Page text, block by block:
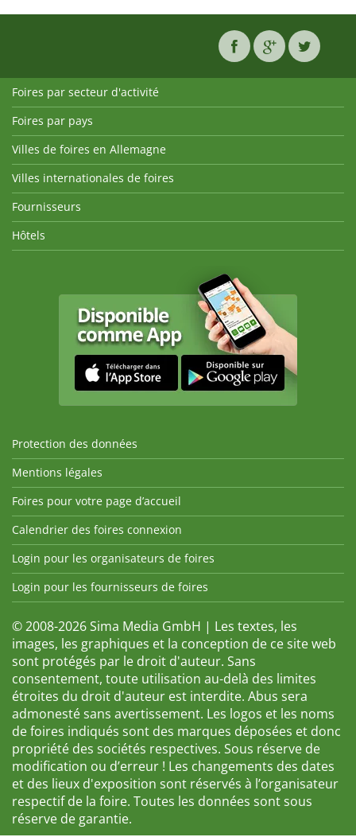
Foires par secteur d'activité
Foires par pays
Villes de foires en Allemagne
Villes internationales de foires
Fournisseurs
Hôtels
Protection des données
Mentions légales
Foires pour votre page d’accueil
Calendrier des foires connexion
Login pour les organisateurs de foires
Login pour les fournisseurs de foires
© 2008-2026 Sima Media GmbH | Les textes, les
images, les graphiques et la conception de ce site web
sont protégés par le droit d'auteur. Sans
consentement, toute utilisation au-delà des limites
étroites du droit d'auteur est interdite. Abus sera
admonesté sans avertissement. Les logos et les noms
de foires indiqués sont des marques déposées et donc
propriété des sociétés respectives. Sous réserve de
modification ou d’erreur ! Les changements des dates
et des lieux d'exposition sont réservés à l’organisateur
respectif de la foire. Toutes les données sont sous
réserve de garantie.